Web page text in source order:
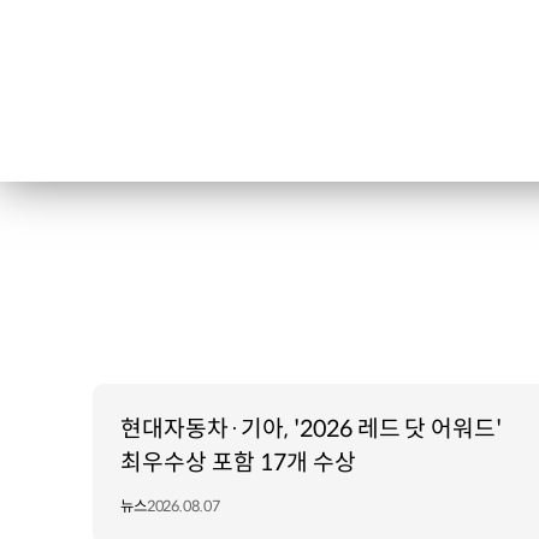
현대자동차·기아, '2026 레드 닷 어워드'
최우수상 포함 17개 수상
뉴스2026.08.07